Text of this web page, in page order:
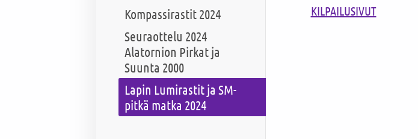
Kompassirastit 2024
Seuraottelu 2024
Alatornion Pirkat ja
Suunta 2000
Lapin Lumirastit ja SM-
pitkä matka 2024
KILPAILUSIVUT